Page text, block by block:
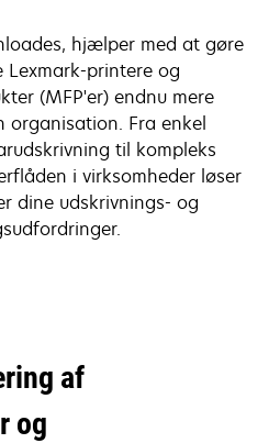
hjælper med at gøre
printere og
(MFP'er) endnu mere
Fra enkel
til kompleks
i virksomheder løser
dine udskrivnings- og
af
og